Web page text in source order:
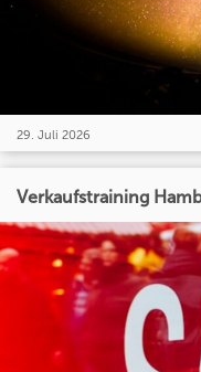
29. Juli 2026
Verkaufstraining